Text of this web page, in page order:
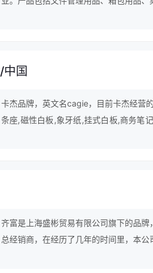
/中国
卡杰品牌，英文名cagie，目前卡杰经营
条座,磁性白板,象牙纸,挂式白板,商务笔
齐富是上海盛彬贸易有限公司旗下的品
总经销商，在经历了几年的时间里，本